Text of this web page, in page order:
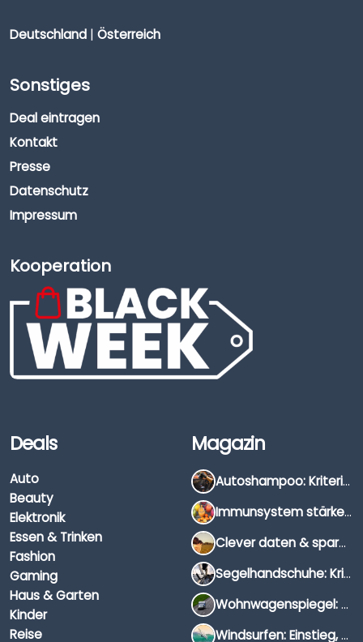
Deutschland | Österreich
Sonstiges
Deal eintragen
Kontakt
Presse
Datenschutz
Impressum
Kooperation
Deals
Auto
Beauty
Elektronik
Essen & Trinken
Fashion
Gaming
Haus & Garten
Kinder
Reise
Magazin
Autoshampoo: Kriterien, Unterschiede & Anwendung
Immunsystem stärken: Hausmittel, Vitamine & Wissenswertes
Clever daten & sparen: So findest du die besten Deals für Dates und Unternehmungen
Segelhandschuhe: Kriterien, Materialien & Tipps
Wohnwagenspiegel: Auswahl, Preise & Montage
Windsurfen: Einstieg, Ausrüstung & Tipps